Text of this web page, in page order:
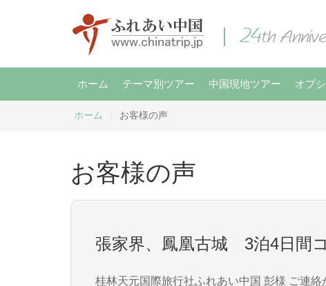
ホーム テーマ別ツアー 中国現地ツアー オプ
ホーム お客様の声
お客様の声
張家界、鳳凰古城 3泊4日間
桂林天元国際旅行社ふれあい中国 彭様 ご連絡が遅くなり申し訳ございません。 張家界、鳳凰古城ツアーでは大変お世話になりました。 短い時間の